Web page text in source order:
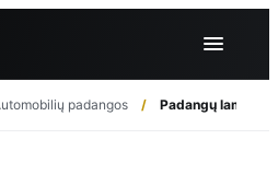
padangos Padangų